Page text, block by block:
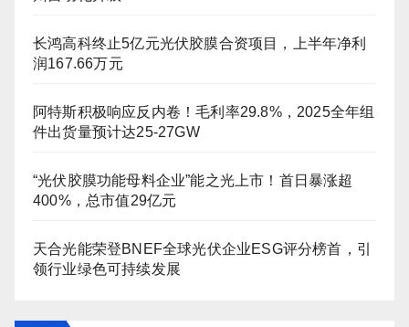
长鸿高科终止5亿元光伏胶膜合资项目，上半年净利
润167.66万元
阿特斯积极响应反内卷！毛利率29.8%，2025全年组
件出货量预计达25-27GW
“光伏胶膜功能母料企业”能之光上市！首日暴涨超
400%，总市值29亿元
天合光能荣登BNEF全球光伏企业ESG评分榜首，引
领行业绿色可持续发展